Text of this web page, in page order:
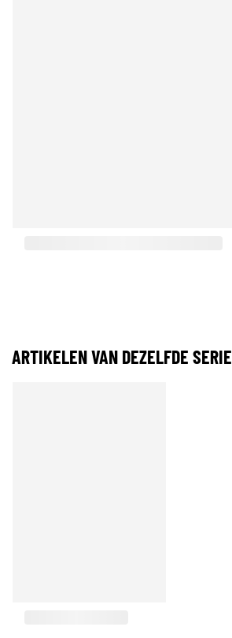
ARTIKELEN VAN DEZELFDE SERIE